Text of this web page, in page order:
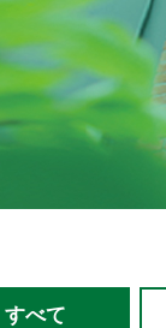
すべて